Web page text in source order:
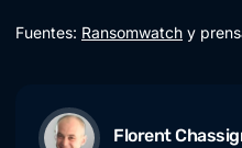
Fuentes: Ransomwatch y
Florent